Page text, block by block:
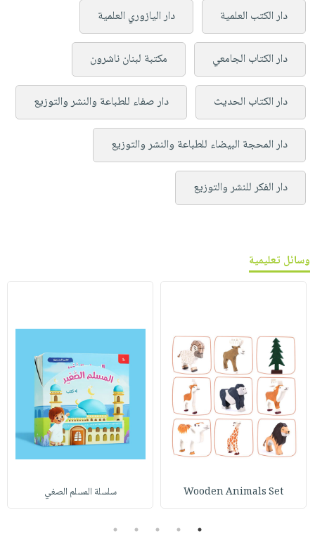
دار الكتب العلمية دار اليازوري العلمية
دار الكتاب الجامعي مكتبة لبنان ناشرون
دار الكتاب الحديث دار صفاء للطباعة والنشر والتوزيع
دار المحجة البيضاء للطباعة والنشر والتوزيع
دار الفكر للنشر والتوزيع
وسائل تعليمية
Wooden Animals Set سلسلة المسلم الصغي
1
2
3
4
5